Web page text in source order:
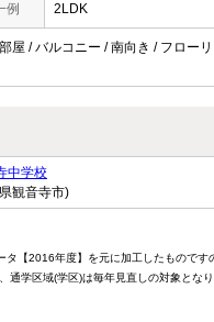
例 2LDK
屋 / バルコニー / 南向き / フロー
中学校
観音寺市)
【2016年度】を元に加工したものです
通学区域(学区)は毎年見直しの対象とな